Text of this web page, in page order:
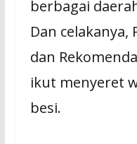
berbagai
Dan celakanya,
dan
ikut menyeret
besi.